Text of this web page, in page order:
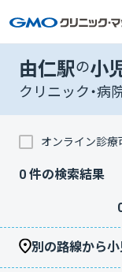
由仁駅の小
クリニック・病
オンライン診療
0 件の検索結果
別の路線から